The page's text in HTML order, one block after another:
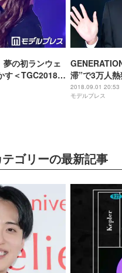
夢の初ランウェ
す＜TGC2018A
滞”で3万人
LEGEND」が
TGC2018A／
2018.09.01 20:53
モデルプレス
テゴリーの最新記事